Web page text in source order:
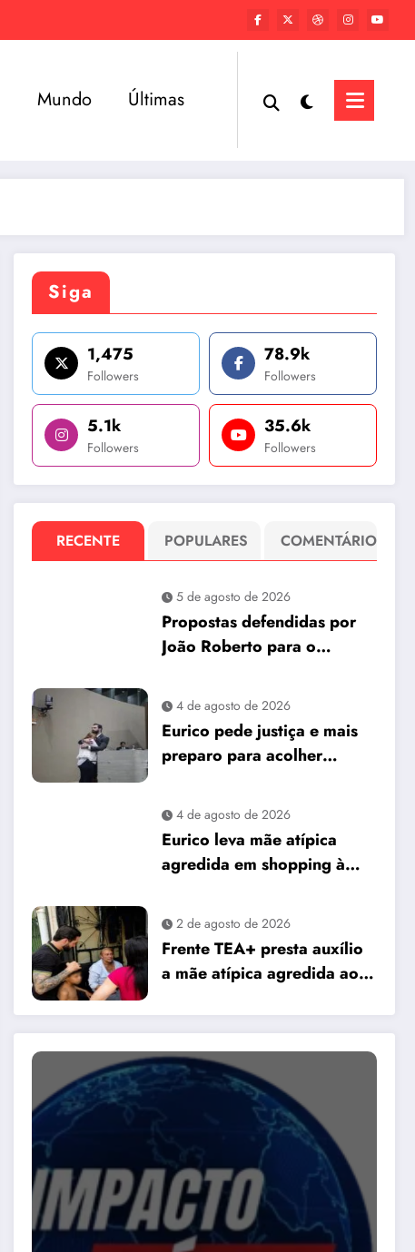
Mundo Últimas
Siga
1,475
Followers
78.9k
Followers
5.1k
Followers
35.6k
Followers
RECENTE POPULARES COMENTÁRIO
5 de agosto de 2026
Propostas defendidas por
João Roberto para o
ao plano de governo de
David Almeida
4 de agosto de 2026
Eurico pede justiça e mais
preparo para acolher
4 de agosto de 2026
Eurico leva mãe atípica
agredida em shopping à
preparo dos
estabelecimentos para
acolher autistas
2 de agosto de 2026
Frente TEA+ presta auxílio
a mãe atípica agredida ao